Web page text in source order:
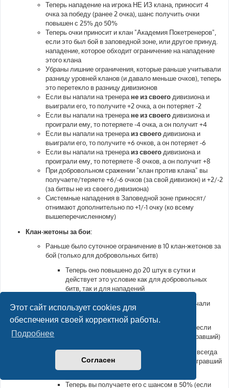
Этот сайт использует cookies для
обеспечения своей корректной работы.
Подробнее
Согласен
Теперь нападение на игрока НЕ ИЗ клана, приносит 4
очка за победу (ранее 2 очка), шанс получить очки
повышен с 25% до 50%
Теперь очки приносит и клан "Академия Покетренеров",
если это был бой в заповедной зоне, или другое принуд.
нападение, которое обходит ограничение на нападение
этого клана
Убраны лишние ограничения, которые раньше учитывали
разницу уровней кланов (и давало меньше очков), теперь
это перетекло в разницу дивизионов
Если вы напали на тренеране из своегодивизиона и
выиграли его, то получите +2 очка, а он потеряет -2
Если вы напали на тренеране из своегодивизиона и
проиграли ему, то потеряете -4 очка, а он получит +4
Если вы напали на тренераиз своегодивизиона и
выиграли его, то получите +6 очков, а он потеряет -6
Если вы напали на тренераиз своегодивизиона и
проиграли ему, то потеряете -8 очков, а он получит +8
При добровольном сражении "клан против клана" вы
получаете/теряете +6/-6 очков (за свой дивизион) и +2/-2
(за битвы не из своего дивизиона)
Системные нападения в Заповедной зоне приносят/
отнимают дополнительно по +1/-1 очку (ко всему
вышеперечисленному)
Клан-жетоны за бои:
Раньше было суточное ограничение в 10 клан-жетонов за
бой (только для добровольных битв)
Теперь оно повышено до 20 штук в сутки и
действует это условие как для добровольных
битв, так и для нападений
Раньше при клановом нападении вы всегда получали
клан-жетон (как победитель, так и проигравший)
Теперь вы получаете его с шансом в 50% (если
получает победитель, то получает и проигравший)
Раньше при обычном бое "клан против клана" вы всегда
получали клан-жетон (как победитель, так и проигравший
(если у него был рейтинг выше -30ед.))
Теперь вы получаете его с шансом в 50% (если